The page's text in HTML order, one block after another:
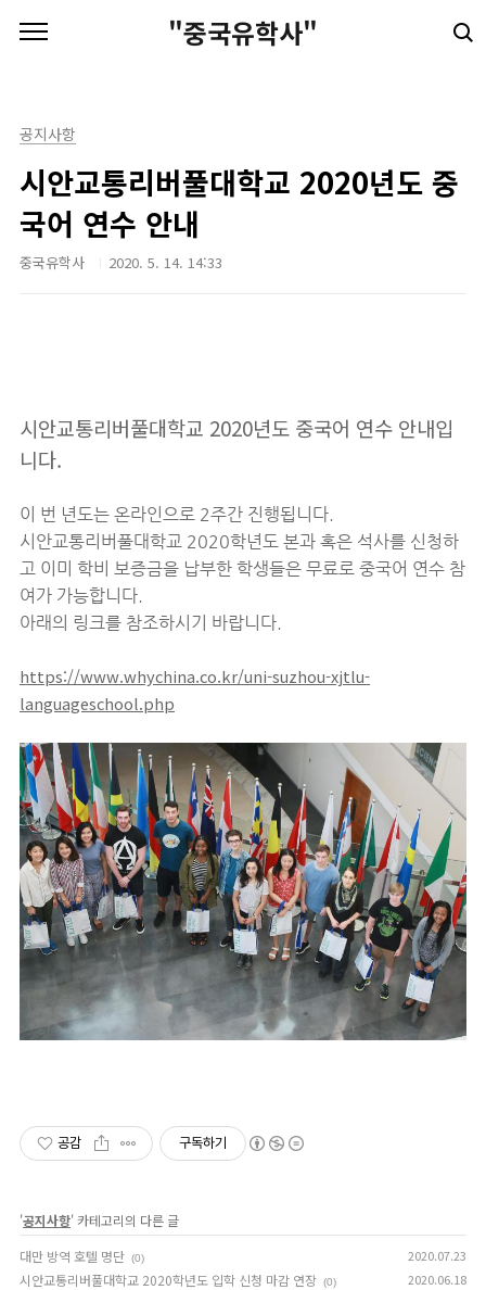
"중국유학사"
공지사항
시안교통리버풀대학교 2020년도 중
국어 연수 안내
중국유학사 2020. 5. 14. 14:33
시안교통리버풀대학교 2020년도 중국어 연수 안내입
니다.
이 번 년도는 온라인으로 2주간 진행됩니다.
시안교통리버풀대학교 2020학년도 본과 혹은 석사를 신청하
고 이미 학비 보증금을 납부한 학생들은 무료로 중국어 연수 참
여가 가능합니다.
아래의 링크를 참조하시기 바랍니다.
https://www.whychina.co.kr/uni-suzhou-xjtlu-
languageschool.php
공감 구독하기
'공지사항' 카테고리의 다른 글
대만 방역 호텔 명단 (0) 2020.07.23
시안교통리버풀대학교 2020학년도 입학 신청 마감 연장 (0) 2020.06.18